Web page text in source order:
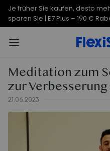
Je früher Sie kaufen, desto
sparen Sie | C7 Morpher – 290
Meditation zum
zur
21.06.2023